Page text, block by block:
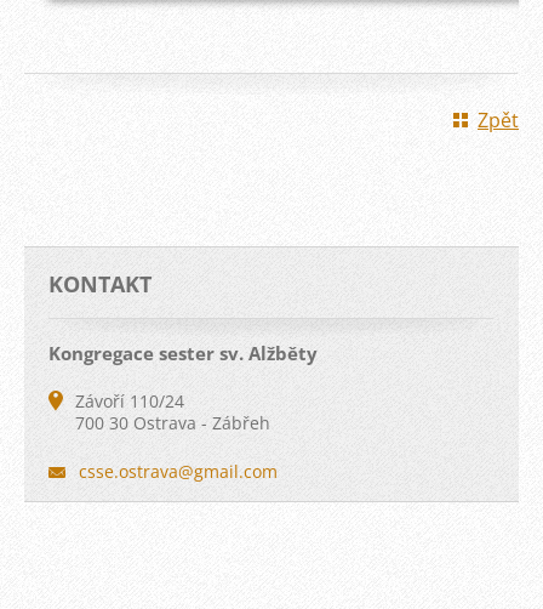
Zpět
KONTAKT
Kongregace sester sv. Alžběty
Závoří 110/24
700 30 Ostrava - Zábřeh
csse.ostrava@gmail.com